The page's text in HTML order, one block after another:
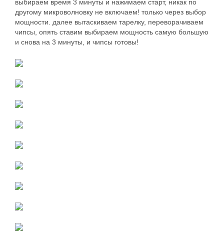
выбираем время 3 минуты и нажимаем старт, никак по
другому микроволновку не включаем! только через выбор
мощности. далее вытаскиваем тарелку, переворачиваем
чипсы, опять ставим выбираем мощность самую большую
и снова на 3 минуты, и чипсы готовы!